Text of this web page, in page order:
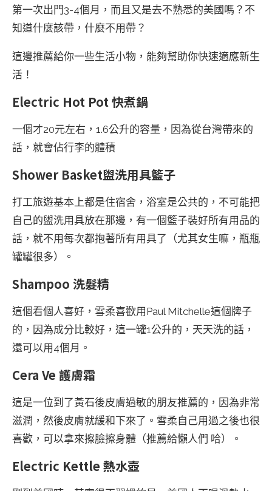
第一次出門3-4個月，而且又是去不熟悉的美國嗎？不
知道什麼該帶，什麼不用帶？
這邊推薦給你一些生活小物，能夠幫助你快速適應新生
活！
Electric Hot Pot 快煮鍋
一個才20元左右，1.6公升的容量，因為從台灣帶來的
話，就會佔行李的體積
Shower Basket盥洗用具籃子
打工旅遊基本上都是住宿舍，浴室是公共的，不可能把
自己的盥洗用具放在那邊，有一個籃子裝好所有用品的
話，就不用每次都抱著所有用具了（尤其女生嘛，瓶瓶
罐罐很多）。
Shampoo 洗髮精
這個看個人喜好，雪柔喜歡用Paul Mitchelle這個牌子
的，因為成分比較好，這一罐1公升的，天天洗的話，
還可以用4個月。
Cera Ve 護膚霜
這是一位到了黃石後皮膚過敏的朋友推薦的，因為非常
滋潤，然後皮膚就緩和下來了。雪柔自己用過之後也很
喜歡，可以拿來擦臉擦身體（推薦給懶人們 哈）。
Electric Kettle 熱水壺